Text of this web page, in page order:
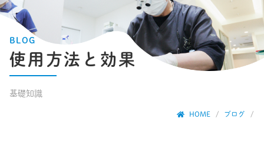
BLOG
使用方法と効果
基礎知識
HOME ブログ